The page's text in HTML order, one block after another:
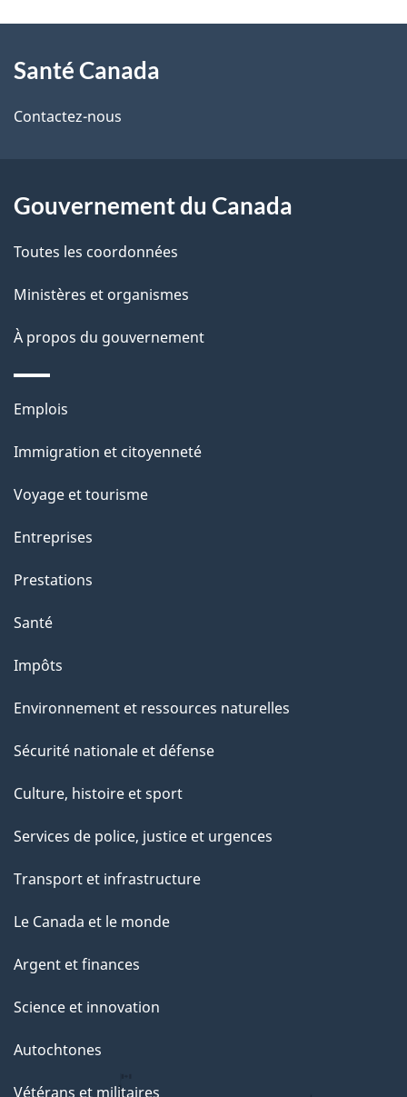
i
l
d
e
p
a
propos
de
site
Santé Canada
Contactez-nous
Gouvernement du Canada
Toutes les coordonnées
Ministères et organismes
À propos du gouvernement
Thèmes
sujets
Emplois
Immigration et citoyenneté
Voyage et tourisme
Entreprises
Prestations
Santé
Impôts
Environnement et ressources naturelles
Sécurité nationale et défense
Culture, histoire et sport
Services de police, justice et urgences
Transport et infrastructure
Le Canada et le monde
Argent et finances
Science et innovation
Autochtones
Vétérans et militaires